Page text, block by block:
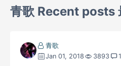
青歌 Recent posts
青歌
Jan 01, 2018
3893